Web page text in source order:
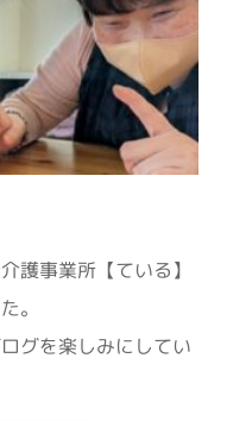
護事業所【ている】
。
グを楽しみにしてい